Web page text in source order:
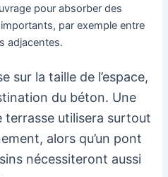
pour absorber des
par exemple entre
adjacentes.
sur la taille de l’espace,
du béton. Une
terrasse utilisera surtout
alors qu’un pont
nécessiteront aussi